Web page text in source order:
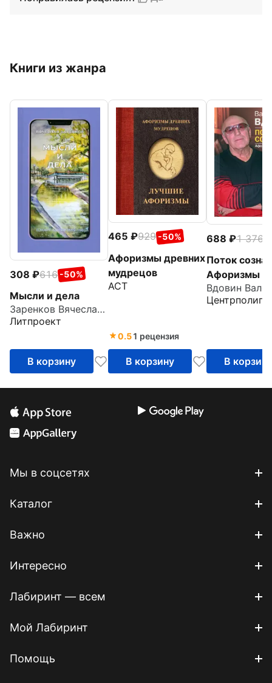
Книги из жанра
308 616 -50%
Мысли и дела
Заренков Вячеслав Адамович
Литпроект
В корзину
465 929 -50%
Афоризмы древних
мудрецов
АСТ
0.51 рецензия
В корзину
688 1 376
Поток
Афоризмы с
харизмой
В корзину
Мы в соцсетях
Каталог
Важно
Интересно
Лабиринт — всем
Мой Лабиринт
Помощь